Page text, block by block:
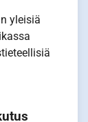
yleisiä